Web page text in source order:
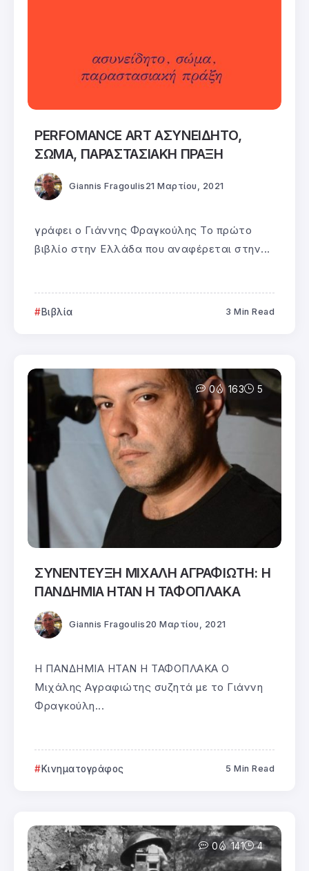
PERFOMANCE ART ΑΣΥΝΕΙΔΗΤΟ,
ΣΩΜΑ, ΠΑΡΑΣΤΑΣΙΑΚΗ ΠΡΑΞΗ
Giannis Fragoulis 21 Μαρτίου, 2021
γράφει ο Γιάννης Φραγκούλης Το πρώτο
βιβλίο στην Ελλάδα που αναφέρεται στην...
Βιβλία 3 Min Read
0 163 5
ΣΥΝΕΝΤΕΥΞΗ ΜΙΧΑΛΗ ΑΓΡΑΦΙΩΤΗ: Η
ΠΑΝΔΗΜΙΑ ΗΤΑΝ Η ΤΑΦΟΠΛΑΚΑ
Giannis Fragoulis 20 Μαρτίου, 2021
Η ΠΑΝΔΗΜΙΑ ΗΤΑΝ Η ΤΑΦΟΠΛΑΚΑ Ο
Μιχάλης Αγραφιώτης συζητά με το Γιάννη
Φραγκούλη...
Κινηματογράφος 5 Min Read
0 141 4